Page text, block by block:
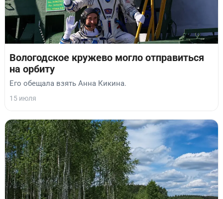
Вологодское кружево могло отправиться
на орбиту
Его обещала взять Анна Кикина.
15 июля